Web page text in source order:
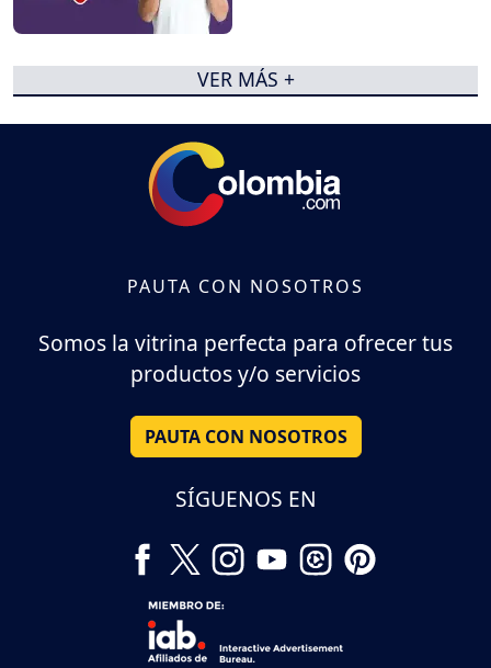
VER MÁS +
PAUTA CON NOSOTROS
Somos la vitrina perfecta para ofrecer tus
productos y/o servicios
PAUTA CON NOSOTROS
SÍGUENOS EN